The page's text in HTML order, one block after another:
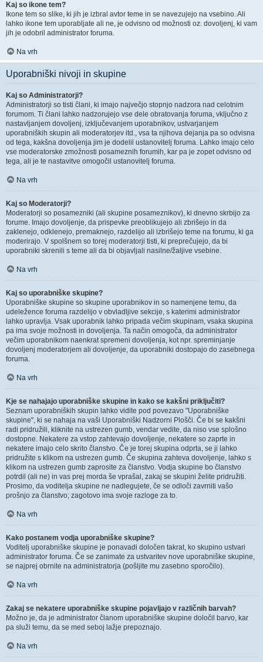
Kaj so ikone tem?
Ikone tem so slike, ki jih je izbral avtor teme in se navezujejo na vsebino. Ali
lahko ikone tem uporabljate ali ne, je odvisno od možnosti oz. dovoljenj, ki vam
jih je odobril administrator foruma.
Na vrh
Uporabniški nivoji in skupine
Kaj so Administratorji?
Administratorji so tisti člani, ki imajo največjo stopnjo nadzora nad celotnim
forumom. Ti člani lahko nadzorujejo vse dele obratovanja foruma, vključno z
nastavljanjem dovoljenj, izključevanjem uporabnikov, ustvarjanjem
uporabniških skupin ali moderatorjev itd., vsa ta njihova dejanja pa so odvisna
od tega, kakšna dovoljenja jim je dodelil ustanovitelj foruma. Lahko imajo celo
vse moderatorske zmožnosti posameznih forumih, kar pa je zopet odvisno od
tega, ali je te nastavitve omogočil ustanovitelj foruma.
Na vrh
Kaj so Moderatorji?
Moderatorji so posamezniki (ali skupine posameznikov), ki dnevno skrbijo za
forume. Imajo dovoljenje, da prispevke preoblikujejo ali zbrišejo in da
zaklenejo, odklenejo, premaknejo, razdelijo ali izbrišejo teme na forumu, ki ga
moderirajo. V spolšnem so torej moderatorji tisti, ki preprečujejo, da bi
uporabniki skrenili s teme ali da bi objavljali nasilne/žaljive vsebine.
Na vrh
Kaj so uporabniške skupine?
Uporabniške skupine so skupine uporabnikov in so namenjene temu, da
udeležence foruma razdelijo v obvladljive sekcije, s katerimi administrator
lahko upravlja. Vsak uporabnik lahko pripada večim skupinam, vsaka skupina
pa ima svoje možnosti in dovoljenja. Ta način omogoča, da administrator
večim uporabnikom naenkrat spremeni dovoljenja, kot npr. spreminjanje
dovoljenj moderatorjem ali dovoljenje, da uporabniki dostopajo do zasebnega
foruma.
Na vrh
Kje se nahajajo uporabniške skupine in kako se kakšni priključiti?
Seznam uporabniških skupin lahko vidite pod povezavo "Uporabniške
skupine", ki se nahaja na vaši Uporabniški Nadzorni Plošči. Če bi se kakšni
radi pridružili, kliknite na ustrezen gumb, vendar vedite, da niso vse splošno
dostopne. Nekatere za vstop zahtevajo dovoljenje, nekatere so zaprte in
nekatere imajo celo skrito članstvo. Če je torej skupina odprta, se ji lahko
pridružite s klikom na ustrezen gumb. Če skupina zahteva dovoljenje, lahko s
klikom na ustrezen gumb zaprosite za članstvo. Vodja skupine bo članstvo
potrdil (ali ne) in vas prej morda še vprašal, zakaj se skupini želite pridružiti.
Prosimo, da voditelja skupine ne nadlegujete, če se odloči zavrniti vašo
prošnjo za članstvo; zagotovo ima svoje razloge za to.
Na vrh
Kako postanem vodja uporabniške skupine?
Voditelj uporabniške skupine je ponavadi določen takrat, ko skupino ustvari
administrator foruma. Če se zanimate za ustvaritev nove uporabniške skupine,
se najprej obrnite na administratorja (pošljite mu zasebno sporočilo).
Na vrh
Zakaj se nekatere uporabniške skupine pojavljajo v različnih barvah?
Možno je, da je administrator članom uporabniške skupine določil barvo, kar
pa služi temu, da se med seboj lažje prepoznajo.
Na vrh